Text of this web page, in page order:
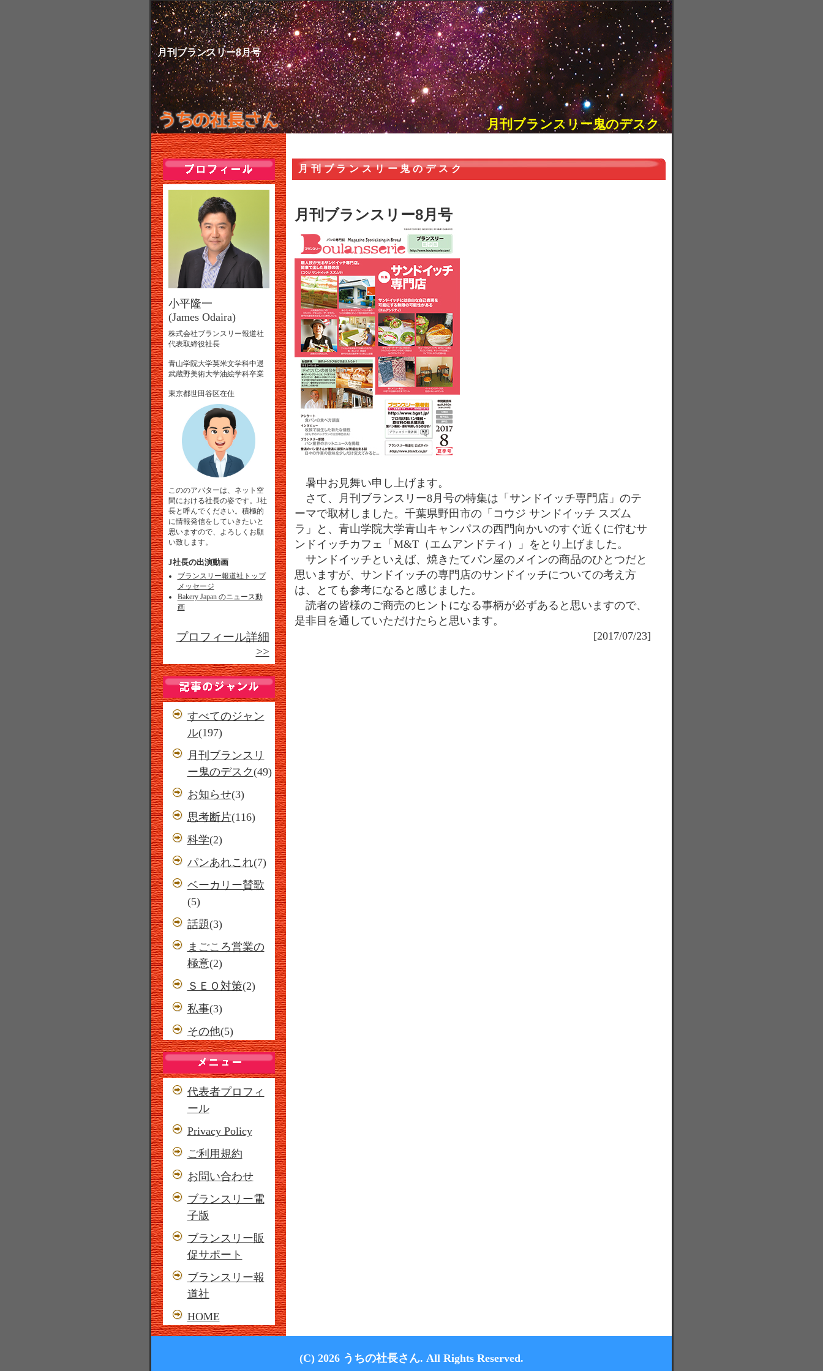
月刊ブランスリー8月号
月刊ブランスリー鬼のデスク
月刊ブランスリー鬼のデスク
月刊ブランスリー8月号
暑中お見舞い申し上げます。
さて、月刊ブランスリー8月号の特集は「サンドイッチ専門店」のテ
ーマで取材しました。千葉県野田市の「コウジ サンドイッチ スズム
ラ」と、青山学院大学青山キャンパスの西門向かいのすぐ近くに佇むサ
ンドイッチカフェ「M&T（エムアンドティ）」をとり上げました。
サンドイッチといえば、焼きたてパン屋のメインの商品のひとつだと
思いますが、サンドイッチの専門店のサンドイッチについての考え方
は、とても参考になると感じました。
読者の皆様のご商売のヒントになる事柄が必ずあると思いますので、
是非目を通していただけたらと思います。
[2017/07/23]
小平隆一
(James Odaira)
株式会社ブランスリー報道社
代表取締役社長
青山学院大学英米文学科中退
武蔵野美術大学油絵学科卒業
東京都世田谷区在住
こののアバターは、ネット空
間における社長の姿です。J社
長と呼んでください。積極的
に情報発信をしていきたいと
思いますので、よろしくお願
い致します。
J社長の出演動画
ブランスリー報道社トップ
メッセージ
Bakery Japan のニュース動
画
プロフィール詳細
>>
すべてのジャン
ル(197)
月刊ブランスリ
ー鬼のデスク(49)
お知らせ(3)
思考断片(116)
科学(2)
パンあれこれ(7)
ベーカリー賛歌
(5)
話題(3)
まごころ営業の
極意(2)
ＳＥＯ対策(2)
私事(3)
その他(5)
代表者プロフィ
ール
Privacy Policy
ご利用規約
お問い合わせ
ブランスリー電
子版
ブランスリー販
促サポート
ブランスリー報
道社
HOME
(C) 2026 うちの社長さん. All Rights Reserved.